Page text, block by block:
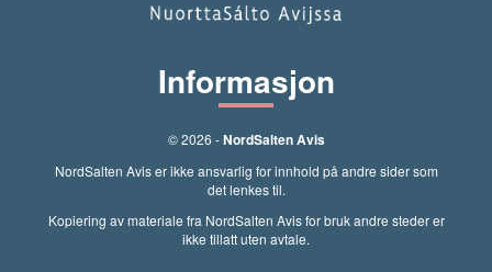
Informasjon
© 2026 -NordSalten Avis
NordSalten Avis er ikke ansvarlig for innhold på andre sider som
det lenkes til.
Kopiering av materiale fra NordSalten Avis for bruk andre steder er
ikke tillatt uten avtale.